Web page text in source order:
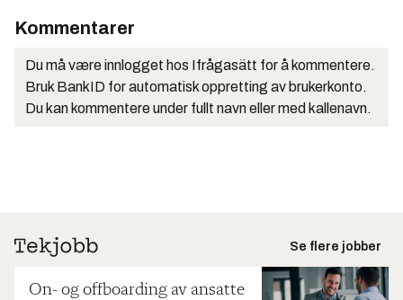
Kommentarer
Du må være innlogget hos Ifrågasätt for å kommentere.
Bruk BankID for automatisk oppretting av brukerkonto.
Du kan kommentere under fullt navn eller med kallenavn.
Se flere jobber
On- og offboarding av ansatte